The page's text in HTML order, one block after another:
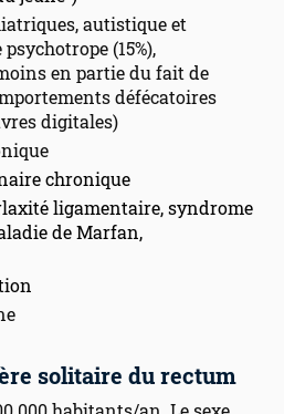
autistique et
(15%),
en partie du fait de
défécatoires
digitales)
chronique
ligamentaire, syndrome
de Marfan,
solitaire du rectum